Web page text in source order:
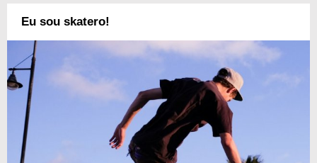
Eu sou skatero!